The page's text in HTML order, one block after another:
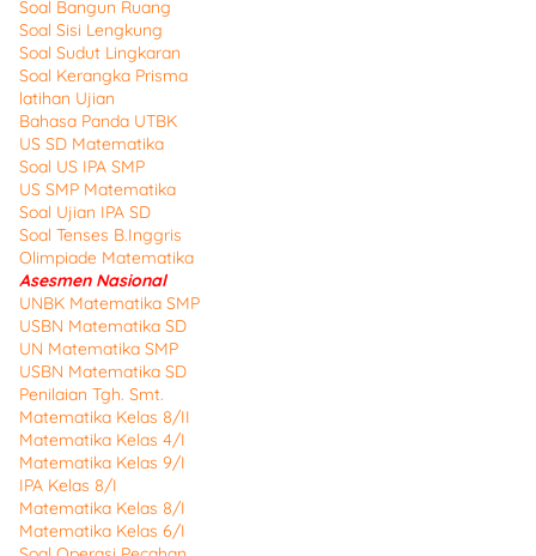
Soal Bangun Ruang
Soal Sisi Lengkung
Soal Sudut Lingkaran
Soal Kerangka Prisma
latihan Ujian
Bahasa Panda UTBK
US SD Matematika
Soal US IPA SMP
US SMP Matematika
Soal Ujian IPA SD
Soal Tenses B.Inggris
Olimpiade Matematika
Asesmen Nasional
UNBK Matematika SMP
USBN Matematika SD
UN Matematika SMP
USBN Matematika SD
Penilaian Tgh. Smt.
Matematika Kelas 8/II
Matematika Kelas 4/I
Matematika Kelas 9/I
IPA Kelas 8/I
Matematika Kelas 8/I
Matematika Kelas 6/I